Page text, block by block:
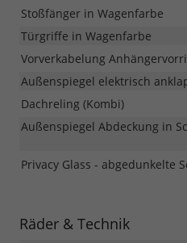
Stoßfänger in Wagenfarbe
Türgriffe in Wagenfarbe
Vorverkabelung
Außenspiegel elektrisch
Dachreling (Kombi)
Außenspiegel Abdeckung in
Privacy Glass - abgedunkelte
Räder & Technik